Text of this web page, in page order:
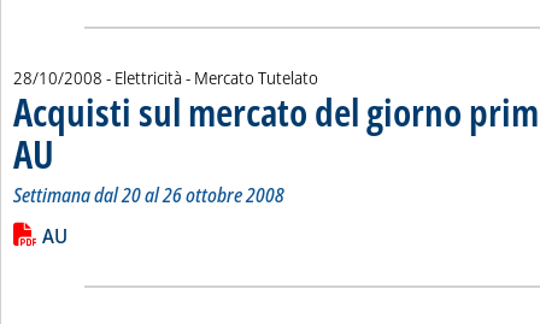
28/10/2008 - Elettricità - Mercato Tutelato
Acquisti sul mercato del giorno
AU . Sottotitolo: Settimana dal 20 al 26 ottobre 2008
. Pubblicata martedì 28 ottobre 2008 alle 15.2.
Settimana dal 20 al 26 ottobre 2008
Leggi tutta la notizia: 'Acquisti sul mercato del giorno prima
Lista allegati PDF alla notizia
AU